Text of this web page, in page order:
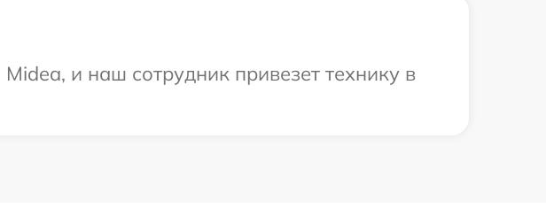
и наш сотрудник привезет технику в